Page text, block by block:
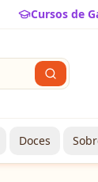
Cursos de
Doces